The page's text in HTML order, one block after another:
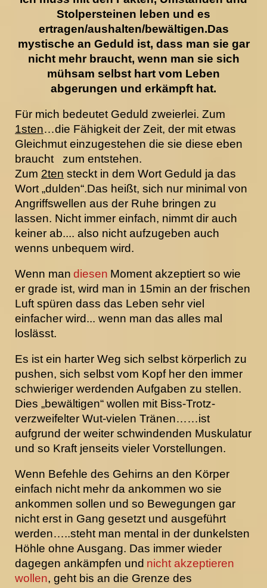
Stolpersteinen leben und es
ertragen/aushalten/bewältigen.Das
mystische an Geduld ist, dass man sie gar
nicht mehr braucht, wenn man sie sich
mühsam selbst hart vom Leben
abgerungen und erkämpft hat.
Für mich bedeutet Geduld zweierlei. Zum
1sten…die Fähigkeit der Zeit, der mit etwas
Gleichmut einzugestehen die sie diese eben
braucht zum entstehen.
Zum 2ten steckt in dem Wort Geduld ja das
Wort „dulden“.Das heißt, sich nur minimal von
Angriffswellen aus der Ruhe bringen zu
lassen. Nicht immer einfach, nimmt dir auch
keiner ab.... also nicht aufzugeben auch
wenns unbequem wird.
Wenn man diesen Moment akzeptiert so wie
er grade ist, wird man in 15min an der frischen
Luft spüren dass das Leben sehr viel
einfacher wird... wenn man das alles mal
loslässt.
Es ist ein harter Weg sich selbst körperlich zu
pushen, sich selbst vom Kopf her den immer
schwieriger werdenden Aufgaben zu stellen.
Dies „bewältigen“ wollen mit Biss-Trotz-
verzweifelter Wut-vielen Tränen……ist
aufgrund der weiter schwindenden Muskulatur
und so Kraft jenseits vieler Vorstellungen.
Wenn Befehle des Gehirns an den Körper
einfach nicht mehr da ankommen wo sie
ankommen sollen und so Bewegungen gar
nicht erst in Gang gesetzt und ausgeführt
werden…..steht man mental in der dunkelsten
Höhle ohne Ausgang. Das immer wieder
dagegen ankämpfen und nicht akzeptieren
wollen, geht bis an die Grenze des